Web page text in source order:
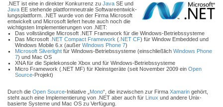
.NET ist eine in direkter Konkurrenz zu Java SE und
Java EE stehende plattformneutrale Softwareentwick-
lungsplattform. .NET wurde von der Firma Microsoft
entwickelt und Microsoft liefert heute auch noch die
wichtigsten Implementierungen von .NET:
Das vollständige Microsoft .NET Framework für die Windows-Betriebssysteme
Das Microsoft .NET Compact Framework ( .NET CF) für Window Embedded und
Windows Mobile 6.x (außer Windows Phone 7)
Microsoft Silverlight für Windows-Betriebssysteme (einschließlich Windows Phone
7) und Mac OS
XNA für die Spielekonsole Xbox und für Windows-Betriebssysteme
Micro Framework (.NET MF) für Kleinstgeräte (seit November 2009 ein Open
Source-Projekt)
Durch die Open Source-Initiative „ Mono“, die inzwischen zur Firma Xamarin gehört,
steht auch eine Implementierung von .NET aber auch für Linux und andere Unix-
basierte Systeme und Mac OS zu Verfügung.